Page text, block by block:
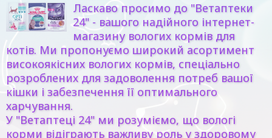
Ласкаво просимо до "Ветаптеки
24" - вашого надійного інтернет-
магазину вологих кормів для
котів. Ми пропонуємо широкий асортимент
високоякісних вологих кормів, спеціально
розроблених для задоволення потреб вашої
кішки і забезпечення її оптимального
харчування.
У "Ветаптеці 24" ми розуміємо, що вологі
корми відіграють важливу роль у здоровому